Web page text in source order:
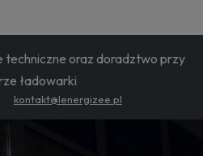
techniczne oraz doradztwo przy
ładowarki
kontakt@lenergizee.pl